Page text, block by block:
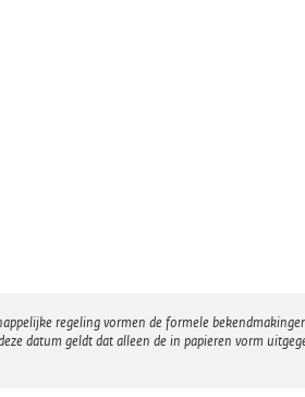
regeling vormen de formele
datum geldt dat alleen de in papieren vorm